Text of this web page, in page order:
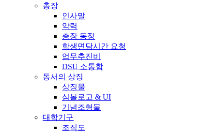
총장
인사말
약력
총장 동정
학생면담시간 요청
업무추진비
DSU 소통함
동서의 상징
상징물
심볼로고 & UI
기념조형물
대학기구
조직도